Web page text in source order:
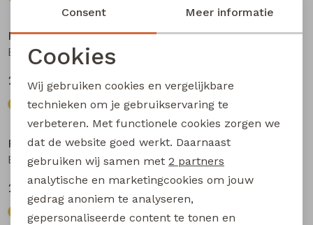
Ravagio
22,99
Ravagio
22,99
Ravagio
Bogan W20218 jongens sweatshirt Kobalt
22,99
Ravagio
22,99
Noodzakelijke cookies
Analytische cookies
Marketing cookies
Consent Meer informatie
Cookies
Wij gebruiken cookies en vergelijkbare
technieken om je gebruikservaring te
verbeteren. Met functionele cookies zorgen we
dat de website goed werkt. Daarnaast
gebruiken wij samen met 2 partners
analytische en marketingcookies om jouw
gedrag anoniem te analyseren,
gepersonaliseerde content te tonen en